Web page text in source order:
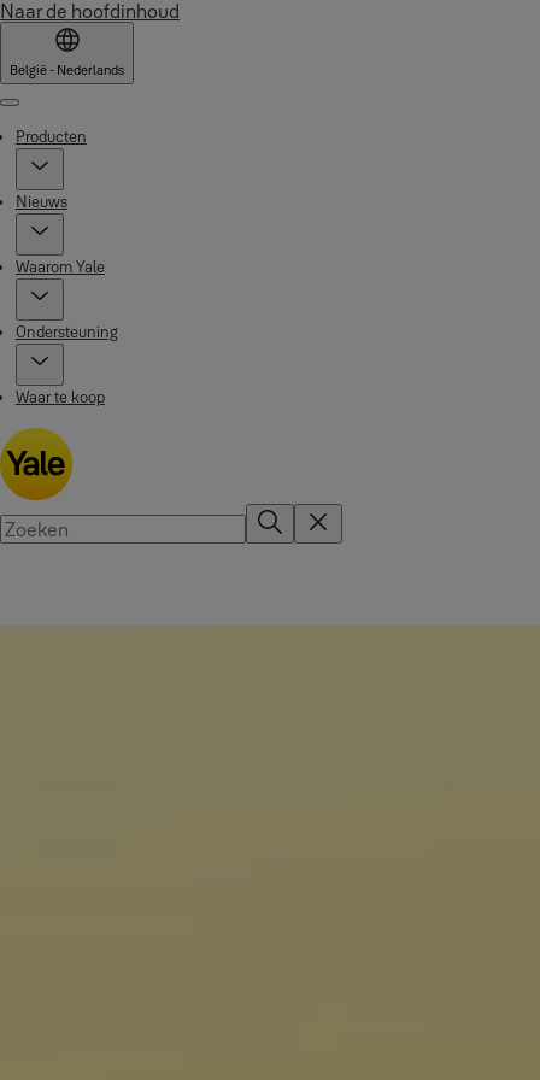
Naar de hoofdinhoud
België - Nederlands
Menu
Producten
Nieuws
Waarom Yale
Ondersteuning
Waar te koop